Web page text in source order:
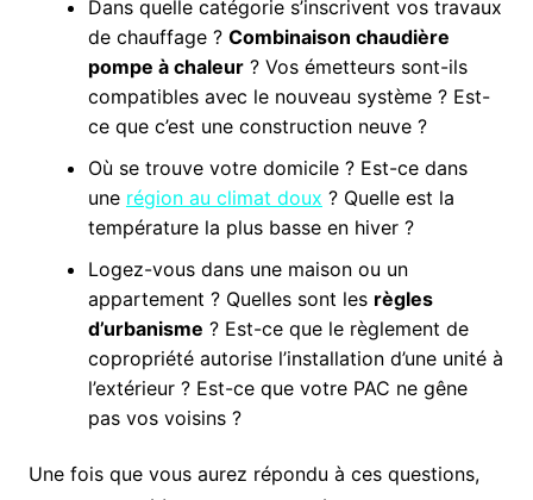
Dans quelle catégorie s’inscrivent vos travaux
de chauffage ? Combinaison chaudière
pompe à chaleur? Vos émetteurs sont-ils
compatibles avec le nouveau système ? Est-
ce que c’est une construction neuve ?
Où se trouve votre domicile ? Est-ce dans
une région au climat doux ? Quelle est la
température la plus basse en hiver ?
Logez-vous dans une maison ou un
appartement ? Quelles sont les règles
d’urbanisme ? Est-ce que le règlement de
copropriété autorise l’installation d’une unité à
l’extérieur ? Est-ce que votre PAC ne gêne
pas vos voisins ?
Une fois que vous aurez répondu à ces questions,